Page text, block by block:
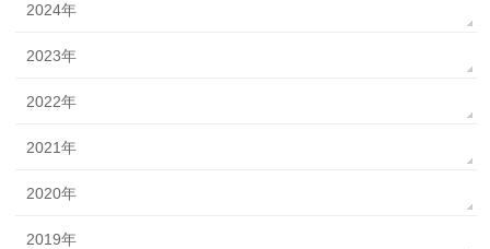
2024年
2023年
2022年
2021年
2020年
2019年